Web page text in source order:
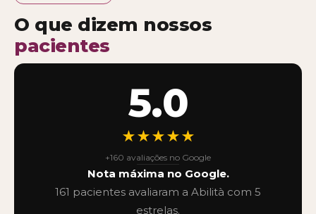
O que dizem nossos
pacientes
5.0
★★★★★
+160 avaliações no Google
Nota máxima no Google.
161 pacientes avaliaram a Abilità com 5
estrelas.